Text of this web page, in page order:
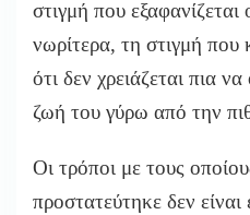
στιγμή που
νωρίτερα, τη στιγμή που
ότι δεν χρειάζεται πια
ζωή του γύρω από την
Οι τρόποι με τους
προστατεύτηκε δεν